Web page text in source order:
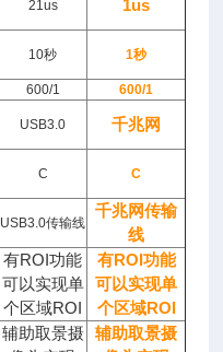
21us
1us
10秒 1秒
600/1 600/1
USB3.0
千兆网
C C
USB3.0传输线
千兆网传输
线
有ROI功能
可以实现单
个区域ROI
有ROI功能
可以实现单
个区域ROI
辅助取景摄
辅助取景摄